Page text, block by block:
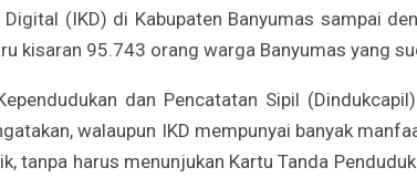
Digital (IKD) di Kabupaten Banyumas sampai
kisaran 95.743 orang warga Banyumas yang
dan Pencatatan Sipil
walaupun IKD mempunyai banyak
tanpa harus menunjukan Kartu Tanda